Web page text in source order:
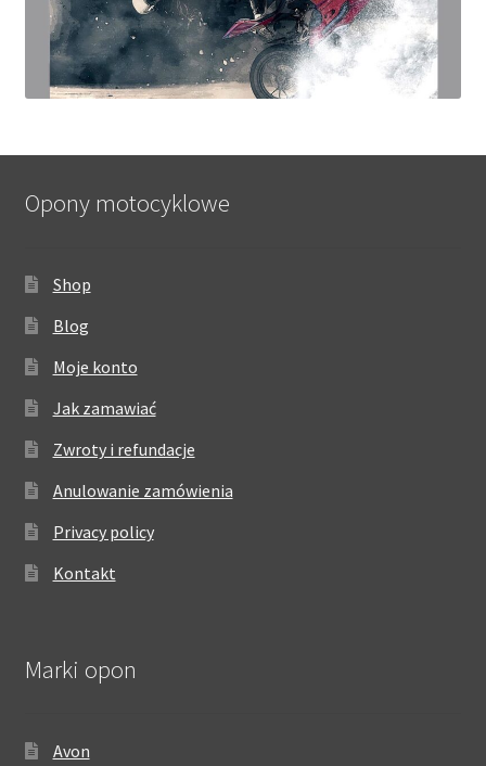
Opony motocyklowe
Shop
Blog
Moje konto
Jak zamawiać
Zwroty i refundacje
Anulowanie zamówienia
Privacy policy
Kontakt
Marki opon
Avon